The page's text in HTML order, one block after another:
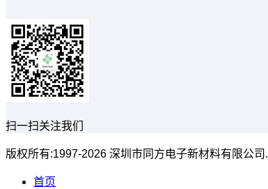
扫一扫关注我们
版权所有:1997-2026 深圳市同方电子新材料有限公司.
首页